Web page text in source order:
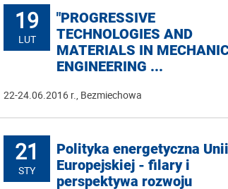
19
LUT
"PROGRESSIVE
TECHNOLOGIES AND
MATERIALS IN
ENGINEERING ...
22-24.06.2016 r., Bezmiechowa
21
STY
Polityka energetyczna Unii
Europejskiej - filary i
perspektywa rozwoju